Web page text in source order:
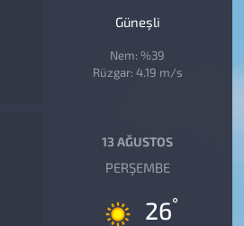
Güneşli
Nem: %39
Rüzgar: 4.19 m/s
13 AĞUSTOS
PERŞEMBE
26°